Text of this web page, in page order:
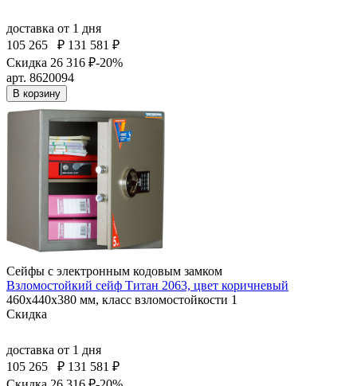
доставка от 1 дня
105 265
₽ 131 581 ₽
Скидка 26 316 ₽-20%
арт. 8620094
В корзину
Сейфы с электронным кодовым замком
Взломостойкий сейф Титан 2063, цвет коричневый
460x440x380 мм, класс взломостойкости 1
Скидка
доставка от 1 дня
105 265
₽ 131 581 ₽